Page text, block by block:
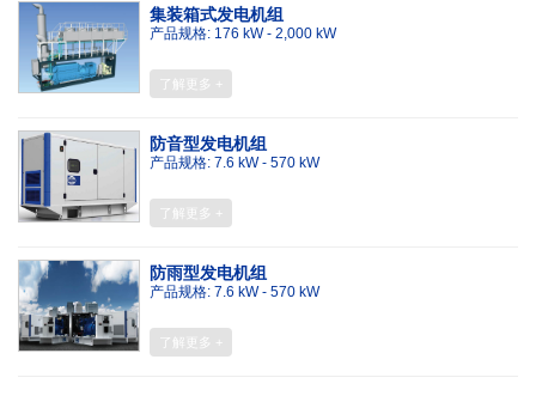
集装箱式发电机组
产品规格: 176 kW - 2,000 kW
了解更多 +
防音型发电机组
产品规格: 7.6 kW - 570 kW
了解更多 +
防雨型发电机组
产品规格: 7.6 kW - 570 kW
了解更多 +